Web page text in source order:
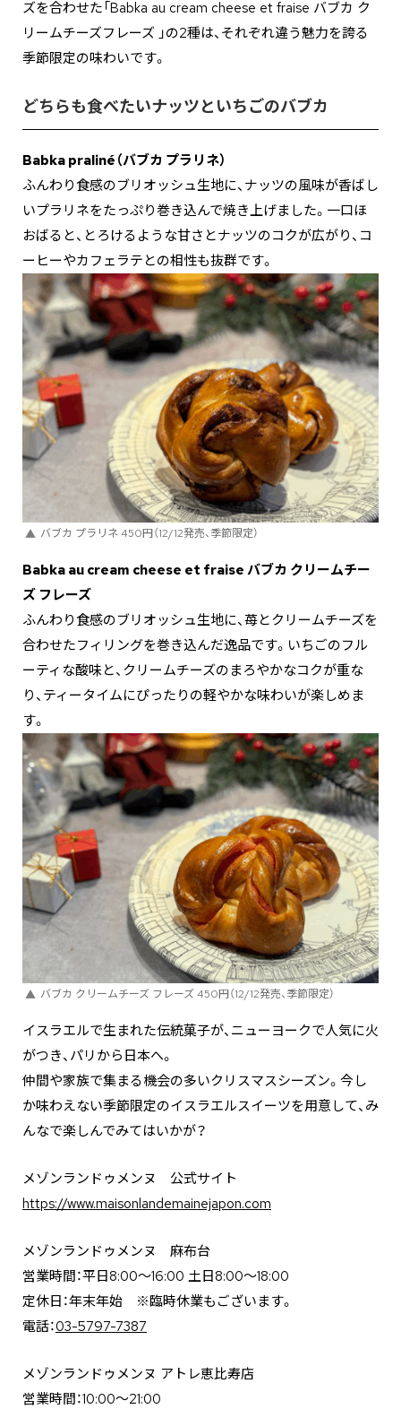
ズを合わせた「Babka au cream cheese et fraise バブカ ク
リームチーズフレーズ 」の2種は、それぞれ違う魅力を誇る
季節限定の味わいです。
どちらも食べたいナッツといちごのバブカ
Babka praliné （バブカ プラリネ）
ふんわり食感のブリオッシュ生地に、ナッツの風味が香ばし
いプラリネをたっぷり巻き込んで焼き上げました。一口ほ
おばると、とろけるような甘さとナッツのコクが広がり、コ
ーヒーやカフェラテとの相性も抜群です。
バブカ プラリネ 450円（12/12発売、季節限定）
Babka au cream cheese et fraise バブカ クリームチー
ズ フレーズ
ふんわり食感のブリオッシュ生地に、苺とクリームチーズを
合わせたフィリングを巻き込んだ逸品です。いちごのフル
ーティな酸味と、クリームチーズのまろやかなコクが重な
り、ティータイムにぴったりの軽やかな味わいが楽しめま
す。
バブカ クリームチーズ フレーズ 450円（12/12発売、季節限定）
イスラエルで生まれた伝統菓子が、ニューヨークで人気に火
がつき、パリから日本へ。
仲間や家族で集まる機会の多いクリスマスシーズン。今し
か味わえない季節限定のイスラエルスイーツを用意して、み
んなで楽しんでみてはいかが？
メゾンランドゥメンヌ 公式サイト
https://www.maisonlandemainejapon.com
メゾンランドゥメンヌ 麻布台
営業時間：平日8:00～16:00 土日8:00〜18:00
​定休日：年末年始 ※臨時休業もございます。
電話：03-5797-7387
メゾンランドゥメンヌ アトレ恵比寿店
営業時間：10:00〜21:00